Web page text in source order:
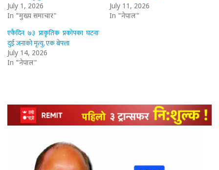
July 1, 2026
In "मुख्य समाचार"
July 11, 2026
In "नेपाल"
एकैदिन ७३ प्राकृतिक प्रकोपका घटनाः
दुई जनाको मृत्यु, एक बेपत्ता
July 14, 2026
In "नेपाल"